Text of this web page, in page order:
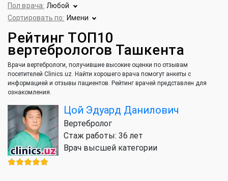
Пол врача: Любой
Сортировать по: Имени
Рейтинг ТОП10
вертебрологов Ташкента
Врачи вертебрологи, получившие высокие оценки по отзывам
посетителей Clinics.uz. Найти хорошего врача помогут анкеты с
информацией и отзывы пациентов. Рейтинг врачей представлен для
ознакомления.
Цой Эдуард Данилович
Вертебролог
Стаж работы: 36 лет
Врач высшей категории